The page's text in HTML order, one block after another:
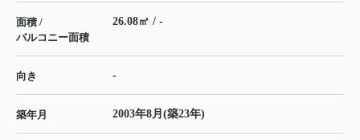
面積 /
バルコニー面積
26.08㎡ / -
向き -
築年月 2003年8月(築23年)